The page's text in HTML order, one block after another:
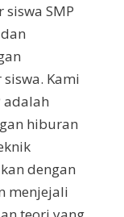
SMP
Kami
adalah
hiburan
dengan
menjejali